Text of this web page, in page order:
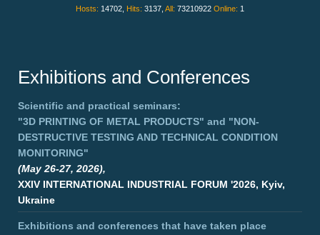
Hosts: 14702, Hits: 3137, All: 73210922 Online: 1
Exhibitions and Conferences
Scientific and practical seminars:
"3D PRINTING OF METAL PRODUCTS" and "NON-
DESTRUCTIVE TESTING AND TECHNICAL CONDITION
MONITORING"
(May 26-27, 2026),
XXIV INTERNATIONAL INDUSTRIAL FORUM '2026, Kyiv,
Ukraine
Exhibitions and conferences that have taken place